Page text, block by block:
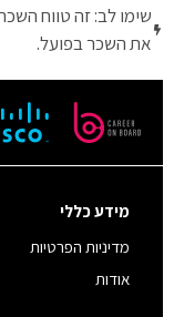
שימו לב: זה טווח
את השכר בפועל.
מידע כללי
מדיניות הפרטיות
אודות